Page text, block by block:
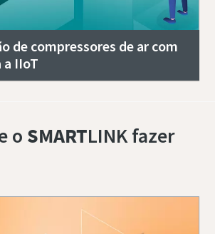
de compressores de ar com
a IIoT
o SMARTLINK fazer